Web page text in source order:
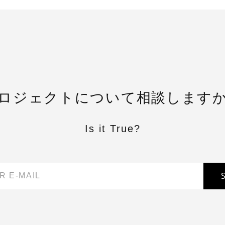
ジェクトについて相談します
Is it True?